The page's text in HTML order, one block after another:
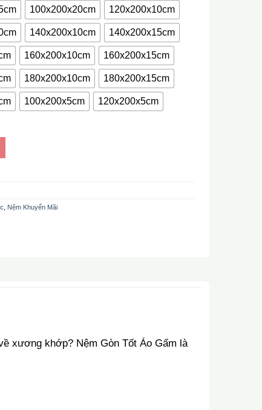
100x200x20cm 120x200x10cm
140x200x10cm 140x200x15cm
160x200x10cm 160x200x15cm
180x200x10cm 180x200x15cm
100x200x5cm 120x200x5cm
, Nệm Khuyến Mãi
xương khớp? Nệm Gòn Tốt Áo Gấm là